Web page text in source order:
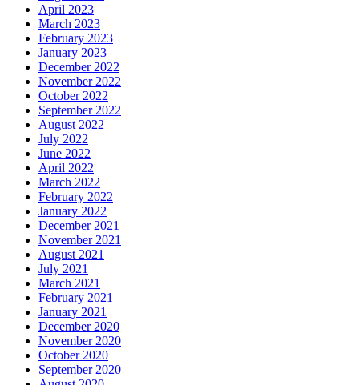
April 2023
March 2023
February 2023
January 2023
December 2022
November 2022
October 2022
September 2022
August 2022
July 2022
June 2022
April 2022
March 2022
February 2022
January 2022
December 2021
November 2021
August 2021
July 2021
March 2021
February 2021
January 2021
December 2020
November 2020
October 2020
September 2020